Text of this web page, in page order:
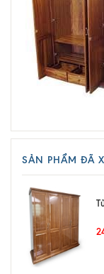
SẢN PHẨM ĐÃ